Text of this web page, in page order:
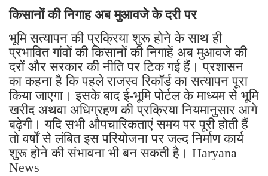
किसानों की निगाह अब मुआवजे के दरी पर
भूमि सत्यापन की प्रक्रिया शुरू होने के साथ ही
प्रभावित गांवों की किसानों की निगाहें अब मुआवजे की
दरों और सरकार की नीति पर टिक गई हैं। प्रशासन
का कहना है कि पहले राजस्व रिकॉर्ड का सत्यापन पूरा
किया जाएगा। इसके बाद ई-भूमि पोर्टल के माध्यम से भूमि
खरीद अथवा अधिग्रहण की प्रक्रिया नियमानुसार आगे
बढ़ेगी। यदि सभी औपचारिकताएं समय पर पूरी होती हैं
तो वर्षों से लंबित इस परियोजना पर जल्द निर्माण कार्य
शुरू होने की संभावना भी बन सकती है। Haryana
News